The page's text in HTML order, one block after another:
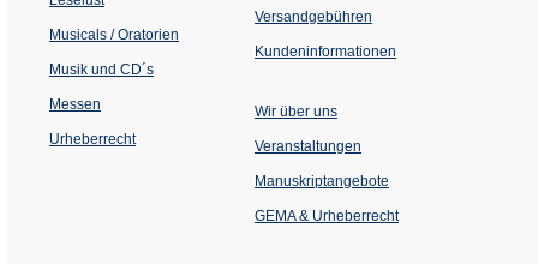
Musicals / Oratorien
Musik und CD´s
Messen
Urheberrecht
Versandgebühren
Kundeninformationen
Wir über uns
Veranstaltungen
einem
Tab)
Manuskriptangebote
GEMA & Urheberrecht